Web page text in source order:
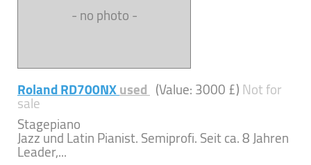
- no photo -
Roland RD700NXused (Value: 3000 £)Not for
sale
Stagepiano
Jazz und Latin Pianist. Semiprofi. Seit ca. 8 Jahren
Leader,...